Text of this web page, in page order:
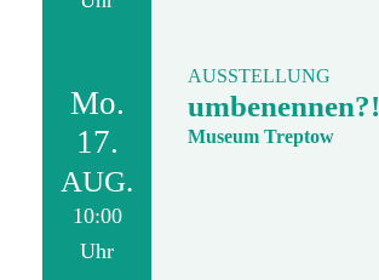
Mo.
17.
AUG.
10:00
Uhr
AUSSTELLUNG
umbenennen?!
Museum Treptow